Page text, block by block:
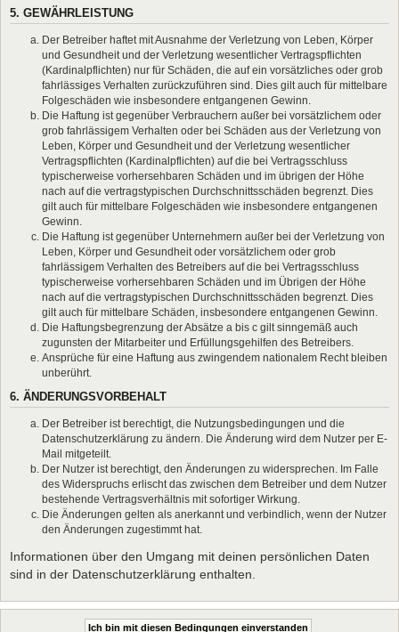
5. GEWÄHRLEISTUNG
Der Betreiber haftet mit Ausnahme der Verletzung von Leben, Körper
und Gesundheit und der Verletzung wesentlicher Vertragspflichten
(Kardinalpflichten) nur für Schäden, die auf ein vorsätzliches oder grob
fahrlässiges Verhalten zurückzuführen sind. Dies gilt auch für mittelbare
Folgeschäden wie insbesondere entgangenen Gewinn.
Die Haftung ist gegenüber Verbrauchern außer bei vorsätzlichem oder
grob fahrlässigem Verhalten oder bei Schäden aus der Verletzung von
Leben, Körper und Gesundheit und der Verletzung wesentlicher
Vertragspflichten (Kardinalpflichten) auf die bei Vertragsschluss
typischerweise vorhersehbaren Schäden und im übrigen der Höhe
nach auf die vertragstypischen Durchschnittsschäden begrenzt. Dies
gilt auch für mittelbare Folgeschäden wie insbesondere entgangenen
Gewinn.
Die Haftung ist gegenüber Unternehmern außer bei der Verletzung von
Leben, Körper und Gesundheit oder vorsätzlichem oder grob
fahrlässigem Verhalten des Betreibers auf die bei Vertragsschluss
typischerweise vorhersehbaren Schäden und im Übrigen der Höhe
nach auf die vertragstypischen Durchschnittsschäden begrenzt. Dies
gilt auch für mittelbare Schäden, insbesondere entgangenen Gewinn.
Die Haftungsbegrenzung der Absätze a bis c gilt sinngemäß auch
zugunsten der Mitarbeiter und Erfüllungsgehilfen des Betreibers.
Ansprüche für eine Haftung aus zwingendem nationalem Recht bleiben
unberührt.
6. ÄNDERUNGSVORBEHALT
Der Betreiber ist berechtigt, die Nutzungsbedingungen und die
Datenschutzerklärung zu ändern. Die Änderung wird dem Nutzer per E-
Mail mitgeteilt.
Der Nutzer ist berechtigt, den Änderungen zu widersprechen. Im Falle
des Widerspruchs erlischt das zwischen dem Betreiber und dem Nutzer
bestehende Vertragsverhältnis mit sofortiger Wirkung.
Die Änderungen gelten als anerkannt und verbindlich, wenn der Nutzer
den Änderungen zugestimmt hat.
Informationen über den Umgang mit deinen persönlichen Daten
sind in der Datenschutzerklärung enthalten.